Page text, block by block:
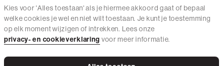
Service
Wij zijn The Sting
Kies voor 'Alles toestaan' als je hiermee akkoord gaat of bepaal
welke cookies je wel en niet wilt toestaan. Je kunt je toestemming
op elk moment wijzigen of intrekken. Lees onze
privacy- en cookieverklaring voor meer informatie.